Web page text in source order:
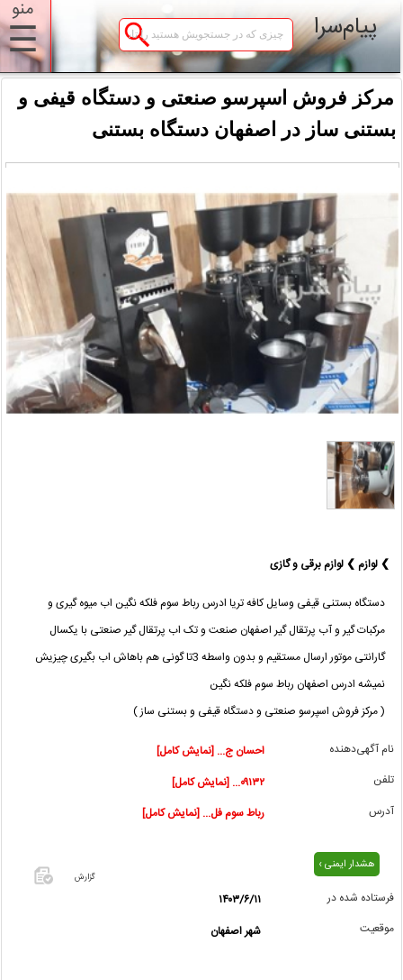
منو
☰ پیام‌سرا
مرکز فروش اسپرسو صنعتی و دستگاه قیفی و
بستنی ساز در اصفهان دستگاه بستنی
❯ لوازم ❯ لوازم برقی و گازی
دستگاه بستنی قیفی وسایل کافه تریا ادرس رباط سوم فلکه نگین اب میوه گیری و
مرکبات گیر و آب پرتقال گیر اصفهان صنعت و تک اب پرتقال گیر صنعتی با یکسال
گارانتی موتور ارسال مستقیم و بدون واسطه 3تا گونی هم باهاش اب بگیری چیزیش
نمیشه ادرس اصفهان رباط سوم فلکه نگین
( مرکز فروش اسپرسو صنعتی و دستگاه قیفی و بستنی ساز )
نام آگهی‌دهنده
احسان ج... [نمایش کامل]
تلفن
۰۹۱۳۲... [نمایش کامل]
آدرس
رباط سوم فل... [نمایش کامل]
هشدار ایمنی ›
گزارش
فرستاده شده در
۱۴۰۳/۶/۱۱
موقعیت
شهر اصفهان